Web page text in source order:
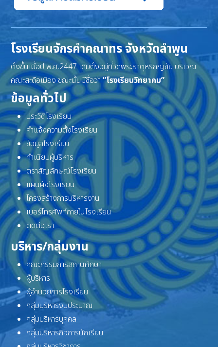
โรงเรียนจักรคำคณาทร จังหวัดลำพูน
ตั้งขึ้นเมื่อปี พ.ศ.2447 เดิมตั้งอยู่ที่วัดพระธาตุหริภุญชัย บริเวณ
คณะสะดือเมือง ขณะนั้นมีชื่อว่า“โรงเรียนวิทยาคม”
ข้อมูลทั่วไป
ประวัติโรงเรียน
คำแจ้งความตั้งโรงเรียน
ข้อมูลโรงเรียน
ทำเนียบผู้บริหาร
ตราสัญลักษณ์โรงเรียน
แผนผังโรงเรียน
โครงสร้างการบริหารงาน
เบอร์โทรศัพท์ภายในโรงเรียน
ติดต่อเรา
บริหาร/กลุ่มงาน
คณะกรรมการสถานศึกษา
ผู้บริหาร
ผู้อำนวยการโรงเรียน
กลุ่มบริหารงบประมาณ
กลุ่มบริหารบุคคล
กลุ่มบริหารกิจการนักเรียน